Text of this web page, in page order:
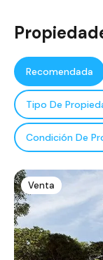
Recomendada
Tipo De
Condición De
Venta